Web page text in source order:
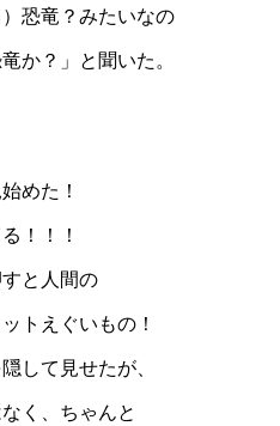
恐竜？みたいなの
か？」と聞いた。
めた！
！！！
と人間の
トえぐいもの！
して見せたが、
く、ちゃんと